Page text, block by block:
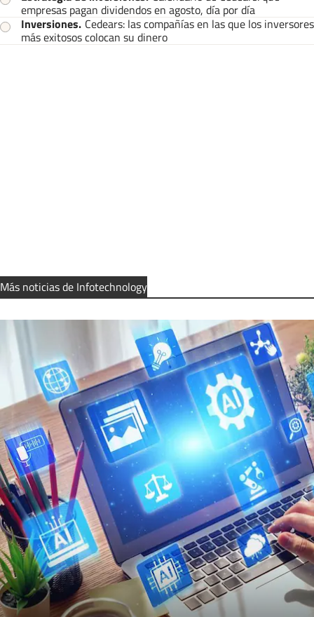
empresas pagan dividendos en agosto, día por día
Inversiones. Cedears: las compañías en las que los inversores
más exitosos colocan su dinero
Más noticias de Infotechnology